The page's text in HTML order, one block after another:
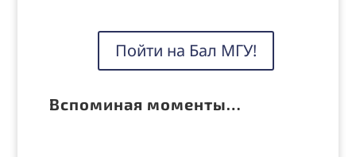
Пойти на Бал МГУ!
Вспоминая моменты…